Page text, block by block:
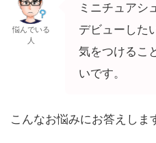
悩んでいる
人
ミニチュアシ
デビューした
気をつけるこ
いです。
こんなお悩みにお答えしま